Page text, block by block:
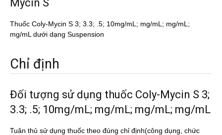
Mycin S
Thuốc Coly-Mycin S 3; 3.3; .5; 10mg/mL; mg/mL; mg/mL;
mg/mL dưới dạng Suspension
Chỉ định
Đối tượng sử dụng thuốc Coly-Mycin S 3;
3.3; .5; 10mg/mL; mg/mL; mg/mL; mg/mL
Tuân thủ sử dụng thuốc theo đúng chỉ định(công dụng, chức